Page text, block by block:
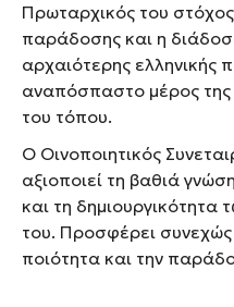
Πρωταρχικός του
παράδοσης και η
αρχαιότερης ελληνικής
αναπόσπαστο μέρος της
του τόπου.
O Oινοποιητικός
αξιοποιεί τη βαθιά
και τη δημιουργικότητα
του. Προσφέρει
ποιότητα και την